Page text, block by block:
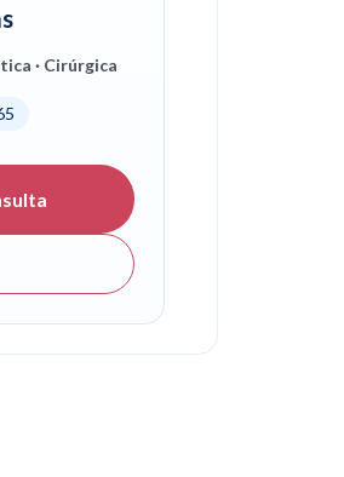
· Cirúrgica
Dra. Mariana Canteras